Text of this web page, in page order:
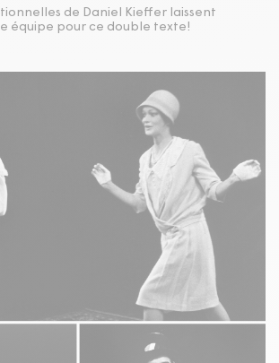
de Daniel Kieffer laissent
équipe pour ce double texte!